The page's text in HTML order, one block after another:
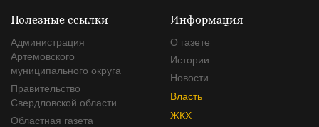
Полезные ссылки
Администрация
Артемовского
муниципального округа
Правительство
Свердловской области
Областная газета
Информация
О газете
Истории
Новости
Власть
ЖКХ